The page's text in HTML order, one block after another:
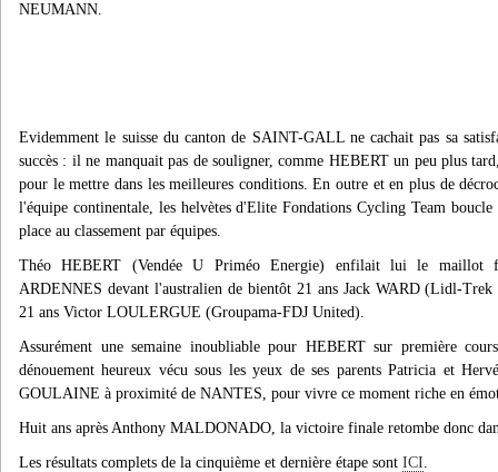
NEUMANN.
Evidemment le suisse du canton de SAINT-GALL ne cachait pas sa
succès : il ne manquait pas de souligner, comme HEBERT un peu plus
pour le mettre dans les meilleures conditions. En outre et en plus de
l'équipe continentale, les helvètes d'Elite Fondations Cycling Team
place au classement par équipes.
Théo HEBERT (Vendée U Priméo Energie) enfilait lui le maillot
ARDENNES devant l'australien de bientôt 21 ans Jack WARD (Lidl-Trek
21 ans Victor LOULERGUE (Groupama-FDJ United).
Assurément une semaine inoubliable pour HEBERT sur première
dénouement heureux vécu sous les yeux de ses parents Patricia et
GOULAINE à proximité de NANTES, pour vivre ce moment riche en
Huit ans après Anthony MALDONADO, la victoire finale retombe donc
Les résultats complets de la cinquième et dernière étape sont ICI.